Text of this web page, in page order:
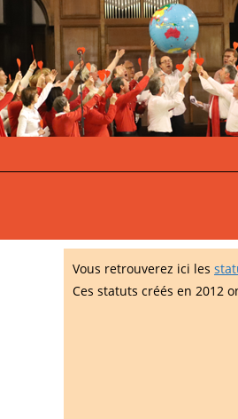
content
Vous retrouverez ici les
Ces statuts créés en 2012